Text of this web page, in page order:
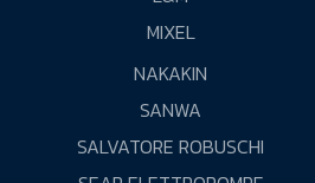
MIXEL
NAKAKIN
SANWA
SALVATORE ROBUSCHI